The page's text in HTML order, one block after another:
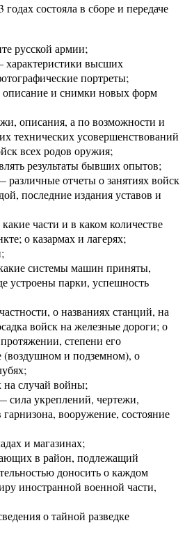
состояла в сборе и передаче
русской армии;
характеристики высших
портреты;
и снимки новых форм
описания, а по возможности и
технических усовершенствований
всех родов оружия;
результаты бывших опытов;
отчеты о занятиях войск
последние издания уставов и
части и в каком количестве
о казармах и лагерях;
системы машин приняты,
устроены парки, успешность
о названиях станций, на
войск на железные дороги; о
степени его
(воздушном и подземном), о
на случай войны;
сила укреплений, чертежи,
вооружение, состояние
и магазинах;
в район, подлежащий
доносить о каждом
иностранной военной части,
о тайной разведке